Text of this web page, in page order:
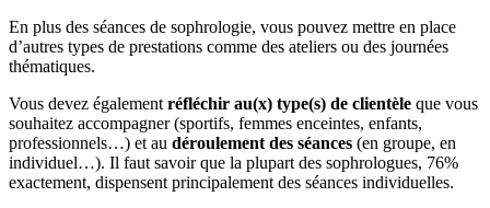
En plus des séances de sophrologie, vous pouvez mettre en place
d’autres types de prestations comme des ateliers ou des journées
thématiques.
Vous devez également réfléchir au(x) type(s) de clientèle que vous
souhaitez accompagner (sportifs, femmes enceintes, enfants,
professionnels…) et au déroulement des séances (en groupe, en
individuel…). Il faut savoir que la plupart des sophrologues, 76%
exactement, dispensent principalement des séances individuelles.